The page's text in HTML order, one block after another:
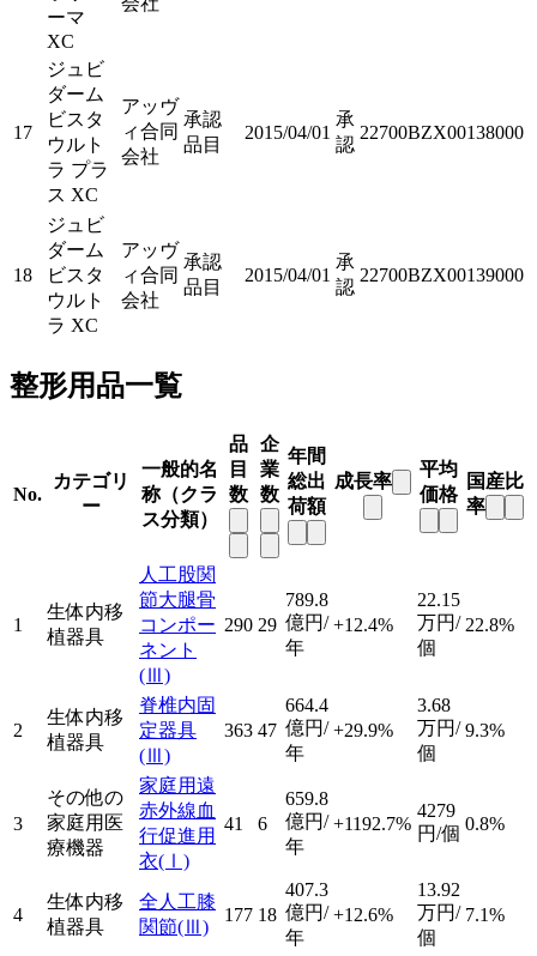
ーマ
XC
17
ジュビ
ダーム
ビスタ
ウルト
ラ プラ
ス XC
アッヴ
ィ合同
会社
承認
品目
2015/04/01
承
認
22700BZX00138000
18
ジュビ
ダーム
ビスタ
ウルト
ラ XC
アッヴ
ィ合同
会社
承認
品目
2015/04/01
承
認
22700BZX00139000
整形用品一覧
No.
カテゴリ
ー
一般的名
称（クラ
ス分類）
品
目
数
企
業
数
年間
総出
荷額
成長率
平均
価格
国産比
率
1
生体内移
植器具
人工股関
節大腿骨
コンポー
ネント
(Ⅲ)
290 29
789.8
億円/
年
+12.4%
22.15
万円/
個
22.8%
2
生体内移
植器具
脊椎内固
定器具
(Ⅲ)
363 47
664.4
億円/
年
+29.9%
3.68
万円/
個
9.3%
3
その他の
家庭用医
療機器
家庭用遠
赤外線血
行促進用
衣(Ⅰ)
41 6
659.8
億円/
年
+1192.7%
4279
円/個 0.8%
4
生体内移
植器具
全人工膝
関節(Ⅲ)
177 18
407.3
億円/
年
+12.6%
13.92
万円/
個
7.1%